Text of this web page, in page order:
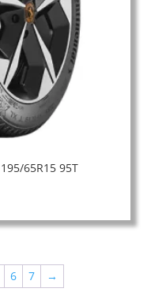
65R15 95T
6 7 →